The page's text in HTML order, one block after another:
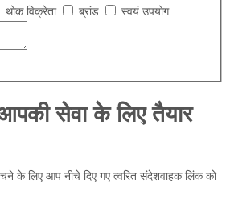
थोक विक्रेता ब्रांड स्वयं उपयोग
सेवा के लिए तैयार
के लिए आप नीचे दिए गए त्वरित संदेशवाहक लिंक को